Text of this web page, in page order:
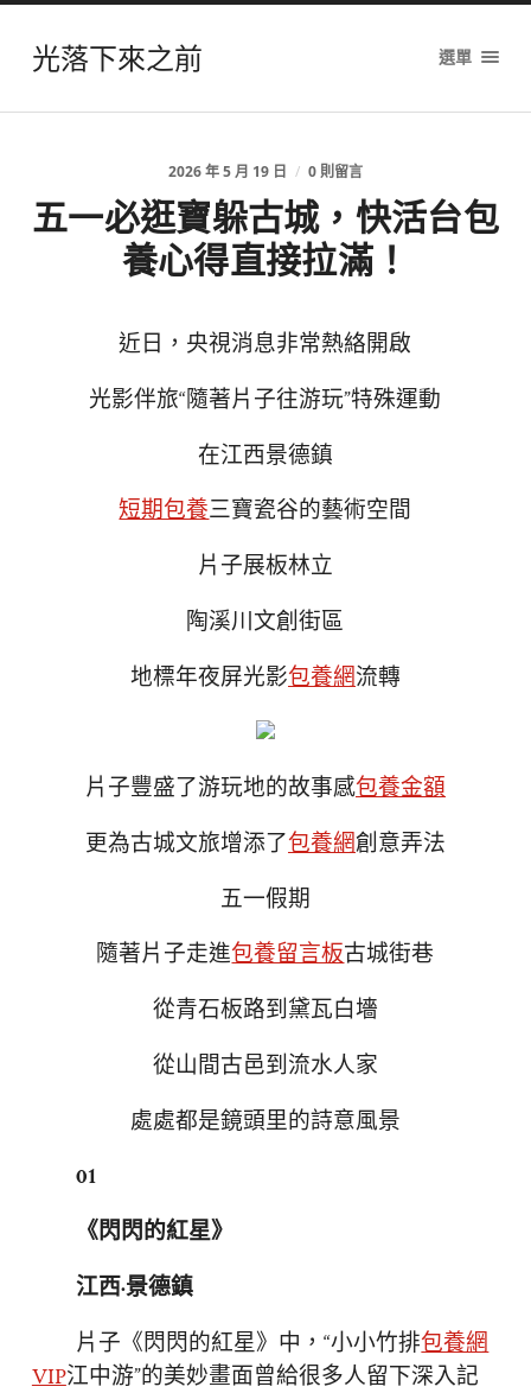
光落下來之前 選單
2026 年 5 月 19 日 / 0 則留言
五一必逛寶躲古城，快活台包
養心得直接拉滿！
近日，央視消息非常熱絡開啟
光影伴旅“隨著片子往游玩”特殊運動
在江西景德鎮
短期包養三寶瓷谷的藝術空間
片子展板林立
陶溪川文創街區
地標年夜屏光影包養網流轉
片子豐盛了游玩地的故事感包養金額
更為古城文旅增添了包養網創意弄法
五一假期
隨著片子走進包養留言板古城街巷
從青石板路到黛瓦白墻
從山間古邑到流水人家
處處都是鏡頭里的詩意風景
01
《閃閃的紅星》
江西·景德鎮
片子《閃閃的紅星》中，“小小竹排包養網
VIP江中游”的美妙畫面曾給很多人留下深入記